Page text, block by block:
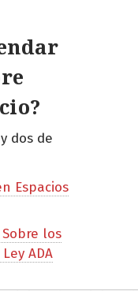
dos de
Espacios
los
ADA